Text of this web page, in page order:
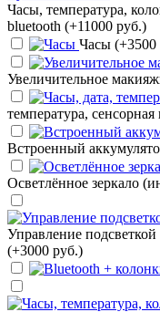
Часы, температура,
bluetooth (+11000 руб.)
Часы (+3500
Увеличительное
температура,
Встроенный
Осветлённое зеркало
Управление
(+3000 руб.)